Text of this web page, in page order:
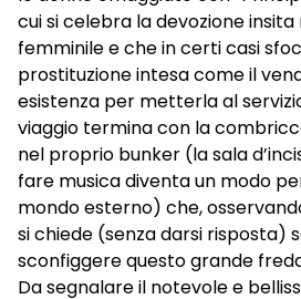
cui si celebra la devozione
femminile e che in certi casi
prostituzione intesa come il
esistenza per metterla al
viaggio termina con la
nel proprio bunker (la sala
fare musica diventa un modo
mondo esterno) che,
si chiede (senza darsi risposta)
sconfiggere questo grande
Da segnalare il notevole e